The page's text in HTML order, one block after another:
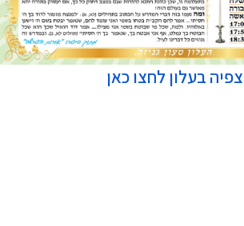
בעלון לחצו כאן